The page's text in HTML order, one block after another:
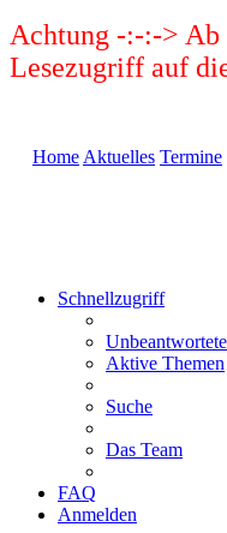
Achtung -:-:-> Ab
Lesezugriff auf
Home Aktuelles Termine
Schnellzugriff
Aktive Themen
Suche
Das Team
FAQ
Anmelden